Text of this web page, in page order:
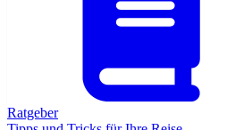
Ratgeber